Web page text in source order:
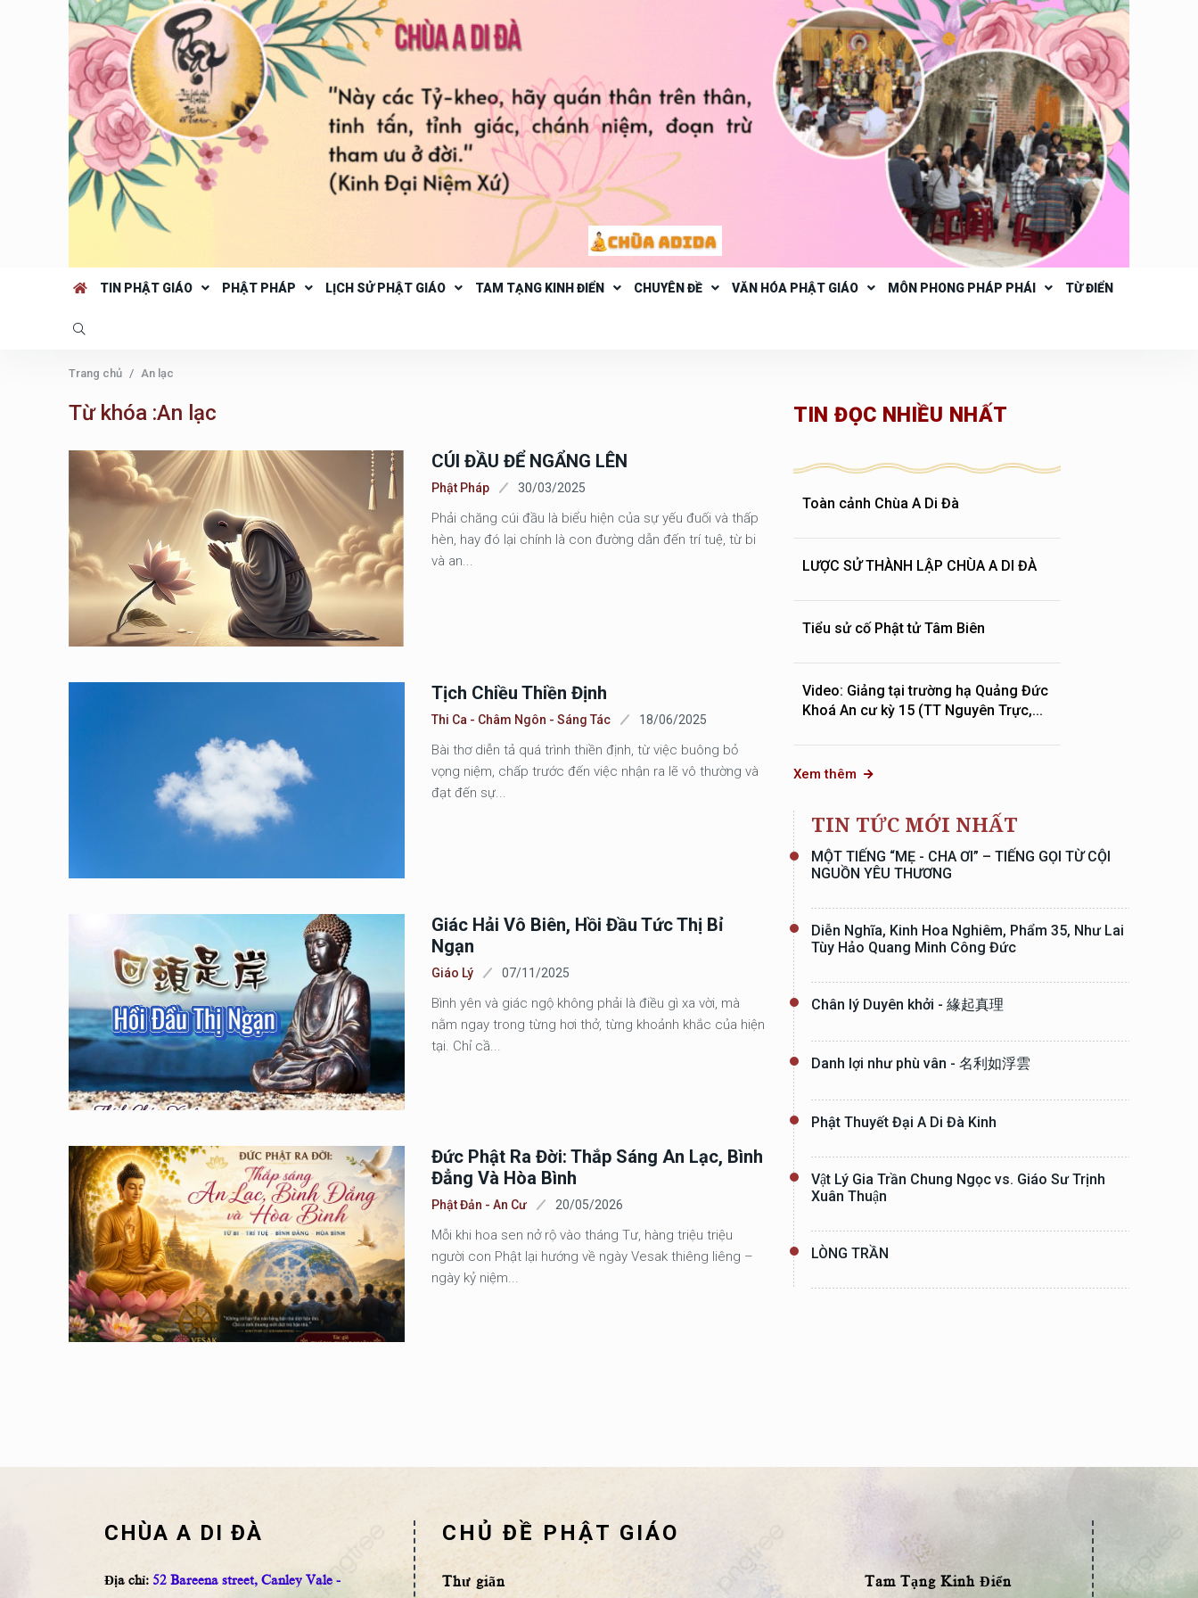
TIN PHẬT GIÁO PHẬT PHÁP LỊCH SỬ PHẬT GIÁO TAM TẠNG KINH ĐIỂN CHUYÊN ĐỀ VĂN HÓA PHẬT GIÁO MÔN PHONG PHÁP PHÁI TỪ ĐIỂN
Trang chủ An lạc
Từ khóa :An lạc
CÚI ĐẦU ĐỂ NGẨNG LÊN
Phật Pháp 30/03/2025
Phải chăng cúi đầu là biểu hiện của sự yếu đuối và thấp
hèn, hay đó lại chính là con đường dẫn đến trí tuệ, từ bi
và an...
Tịch Chiều Thiền Định
Thi Ca - Châm Ngôn - Sáng Tác 18/06/2025
Bài thơ diễn tả quá trình thiền định, từ việc buông bỏ
vọng niệm, chấp trước đến việc nhận ra lẽ vô thường và
đạt đến sự...
Giác Hải Vô Biên, Hồi Đầu Tức Thị Bỉ
Ngạn
Giáo Lý 07/11/2025
Bình yên và giác ngộ không phải là điều gì xa vời, mà
nằm ngay trong từng hơi thở, từng khoảnh khắc của hiện
tại. Chỉ cầ...
Đức Phật Ra Đời: Thắp Sáng An Lạc, Bình
Đẳng Và Hòa Bình
Phật Đản - An Cư 20/05/2026
Mỗi khi hoa sen nở rộ vào tháng Tư, hàng triệu triệu
người con Phật lại hướng về ngày Vesak thiêng liêng –
ngày kỷ niệm...
TIN ĐỌC NHIỀU NHẤT
Toàn cảnh Chùa A Di Đà
LƯỢC SỬ THÀNH LẬP CHÙA A DI ĐÀ
Tiểu sử cố Phật tử Tâm Biên
Video: Giảng tại trường hạ Quảng Đức
Khoá An cư kỳ 15 (TT Nguyên Trực,...
Xem thêm
TIN TỨC MỚI NHẤT
MỘT TIẾNG “MẸ - CHA ƠI” – TIẾNG GỌI TỪ CỘI
NGUỒN YÊU THƯƠNG
Diễn Nghĩa, Kinh Hoa Nghiêm, Phẩm 35, Như Lai
Tùy Hảo Quang Minh Công Đức
Chân lý Duyên khởi - 緣起真理
Danh lợi như phù vân - 名利如浮雲
Phật Thuyết Đại A Di Đà Kinh
Vật Lý Gia Trần Chung Ngọc vs. Giáo Sư Trịnh
Xuân Thuận
LÒNG TRẦN
CHÙA A DI ĐÀ
Địa chỉ: 52 Bareena street, Canley Vale -
CHỦ ĐỀ PHẬT GIÁO
Thư giãn Tam Tạng Kinh Điển